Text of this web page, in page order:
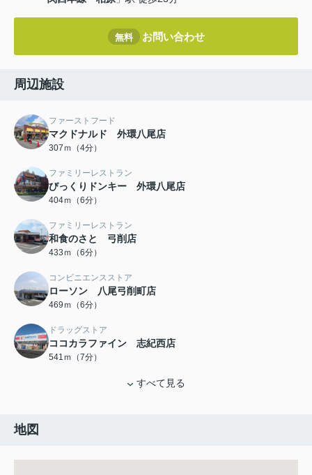
無料 お問い合わせ
周辺施設
ファーストフード
マクドナルド 外環八尾店
307ｍ（4分）
ファミリーレストラン
びっくりドンキー 外環八尾店
404ｍ（6分）
ファミリーレストラン
和食のさと 弓削店
433ｍ（6分）
コンビニエンスストア
ローソン 八尾弓削町店
469ｍ（6分）
ドラッグストア
ココカラファイン 志紀西店
541ｍ（7分）
すべて見る
地図